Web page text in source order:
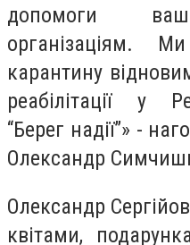
допомоги
організаціям.
карантину
реабілітації у
“Берег надії”» -
Олександр
Олександр
квітами,